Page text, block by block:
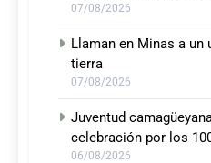
07/08/2026
Llaman en Minas a un
tierra
07/08/2026
Juventud
celebración por los
06/08/2026